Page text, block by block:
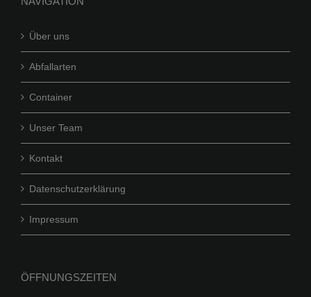
Über uns
Abfallarten
Container
Unser Team
Kontakt
Datenschutzerklärung
Impressum
ÖFFNUNGSZEITEN